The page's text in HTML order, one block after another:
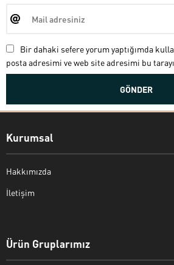
Bir dahaki sefere yorum yaptığımda
posta adresimi ve web site adresimi bu
Kurumsal
Hakkımızda
İletişim
Ürün Gruplarımız